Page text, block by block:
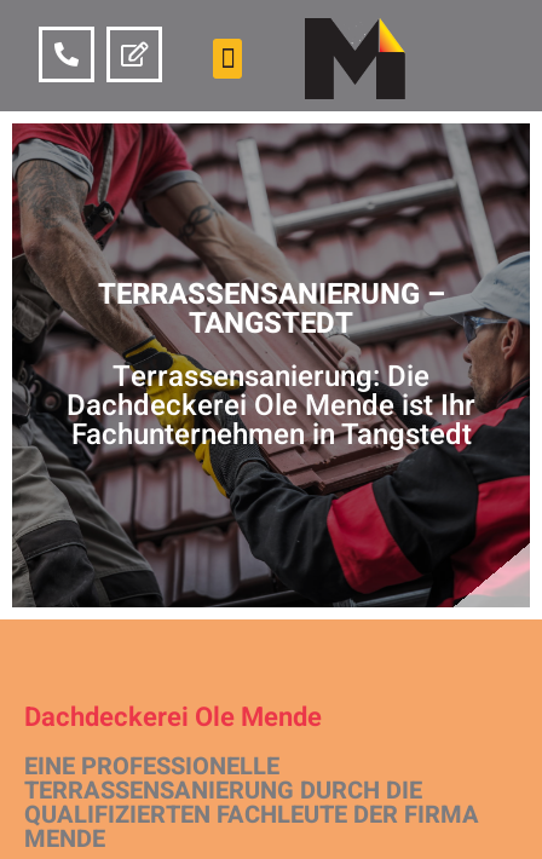
TERRASSENSANIERUNG –
TANGSTEDT
Terrassensanierung: Die
Dachdeckerei Ole Mende ist Ihr
Fachunternehmen in Tangstedt
Dachdeckerei Ole Mende
EINE PROFESSIONELLE
TERRASSENSANIERUNG DURCH DIE
QUALIFIZIERTEN FACHLEUTE DER FIRMA
MENDE